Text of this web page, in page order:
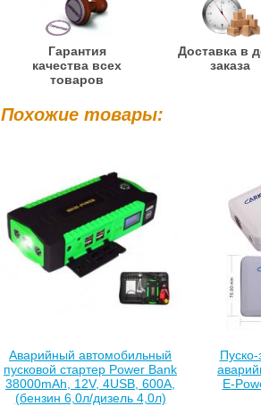
Гарантия
качества всех
товаров
Доставка в
заказа
Похожие товары:
Аварийный автомобильный
пусковой стартер Power Bank
38000mAh, 12V, 4USB, 600A,
(бензин 6,0л/дизель 4,0л)
Пуско-
E-